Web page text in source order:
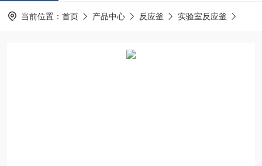
当前位置： 首页 产品中心 反应釜 实验室反应釜